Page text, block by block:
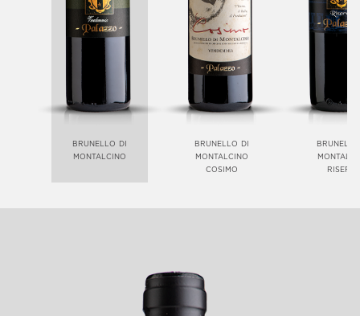
brunello di
montalcino
brunello di
montalcino
cosimo
riserva